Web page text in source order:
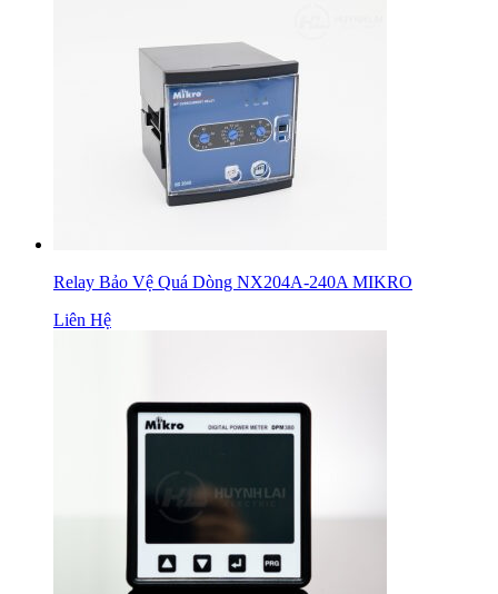
Relay Bảo Vệ Quá Dòng NX204A-240A MIKRO
Liên Hệ